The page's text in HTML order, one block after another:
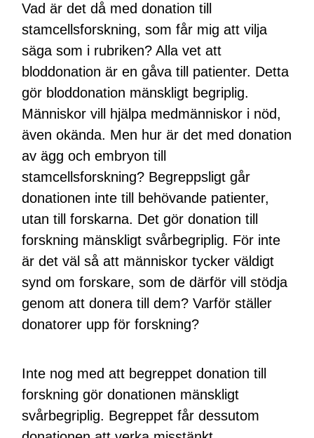
Vad är det då med donation till
stamcellsforskning, som får mig att vilja
säga som i rubriken? Alla vet att
bloddonation är en gåva till patienter. Detta
gör bloddonation mänskligt begriplig.
Människor vill hjälpa medmänniskor i nöd,
även okända. Men hur är det med donation
av ägg och embryon till
stamcellsforskning? Begreppsligt går
donationen inte till behövande patienter,
utan till forskarna. Det gör donation till
forskning mänskligt svårbegriplig. För inte
är det väl så att människor tycker väldigt
synd om forskare, som de därför vill stödja
genom att donera till dem? Varför ställer
donatorer upp för forskning?
Inte nog med att begreppet donation till
forskning gör donationen mänskligt
svårbegriplig. Begreppet får dessutom